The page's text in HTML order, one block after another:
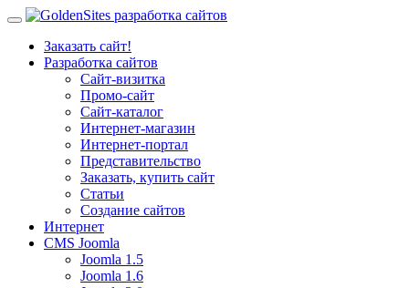
Заказать сайт!
Разработка сайтов
Сайт-визитка
Промо-сайт
Сайт-каталог
Интернет-магазин
Интернет-портал
Представительство
Заказать, купить сайт
Статьи
Создание сайтов
Интернет
CMS Joomla
Joomla 1.5
Joomla 1.6